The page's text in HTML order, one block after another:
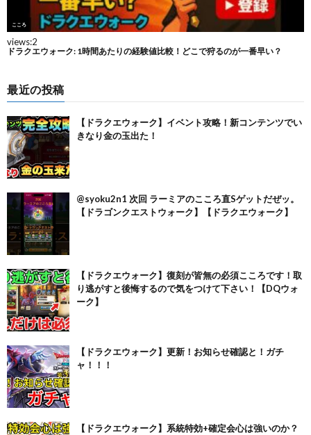
最近の投稿
【ドラクエウォーク】イベント攻略！新コンテンツでい
きなり金の玉出た！
@syoku2n1 次回 ラーミアのこころ直Sゲットだぜッ。
【ドラゴンクエストウォーク】【ドラクエウォーク】
【ドラクエウォーク】復刻が皆無の必須こころです！取
り逃がすと後悔するので気をつけて下さい！【DQウォ
ーク】
【ドラクエウォーク】更新！お知らせ確認と！ガチ
ャ！！！
【ドラクエウォーク】系統特効+確定会心は強いのか？